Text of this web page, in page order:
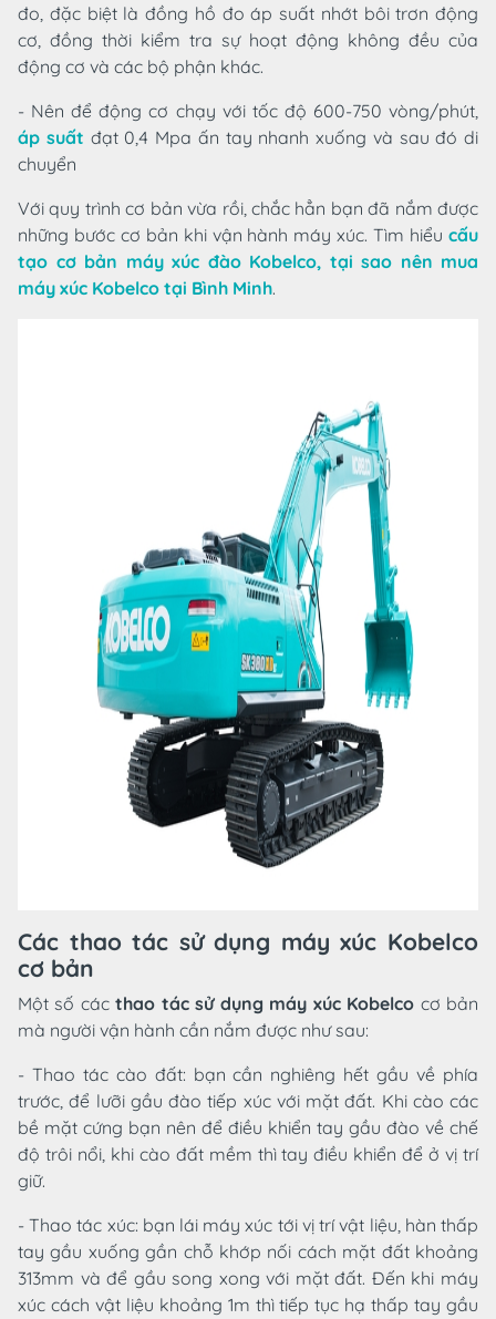
đo, đặc biệt là đồng hồ đo áp suất nhớt bôi trơn động
cơ, đồng thời kiểm tra sự hoạt động không đều của
động cơ và các bộ phận khác.
- Nên để động cơ chạy với tốc độ 600-750 vòng/phút,
áp suất đạt 0,4 Mpa ấn tay nhanh xuống và sau đó di
chuyển
Với quy trình cơ bản vừa rồi, chắc hẳn bạn đã nắm được
những bước cơ bản khi vận hành máy xúc. Tìm hiểu cấu
tạo cơ bản máy xúc đào Kobelco, tại sao nên mua
máy xúc Kobelco tại Bình Minh.
Các thao tác sử dụng máy xúc Kobelco
cơ bản
Một số cácthao tác sử dụng máy xúc Kobelco cơ bản
mà người vận hành cần nắm được như sau:
- Thao tác cào đất: bạn cần nghiêng hết gầu về phía
trước, để lưỡi gầu đào tiếp xúc với mặt đất. Khi cào các
bề mặt cứng bạn nên để điều khiển tay gầu đào về chế
độ trôi nổi, khi cào đất mềm thì tay điều khiển để ở vị trí
giữ.
- Thao tác xúc: bạn lái máy xúc tới vị trí vật liệu, hàn thấp
tay gầu xuống gần chỗ khớp nối cách mặt đất khoảng
313mm và để gầu song xong với mặt đất. Đến khi máy
xúc cách vật liệu khoảng 1m thì tiếp tục hạ thấp tay gầu